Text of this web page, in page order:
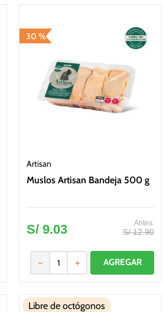
30 %
Artisan
Muslos Artisan Bandeja 500 g
S/ 12.90
S/ 9.03
＋
－
Libre de octógonos